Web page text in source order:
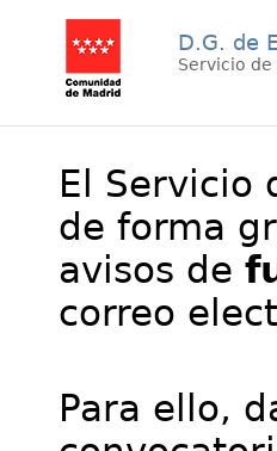
D.G. de
Servicio
El Servicio
de forma
avisos de
correo
Para ello,